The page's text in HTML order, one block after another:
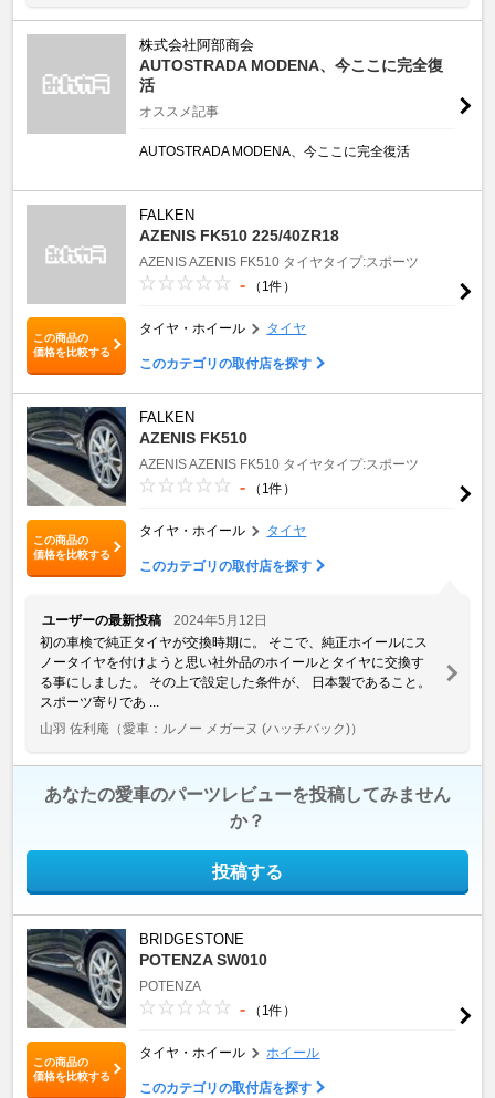
株式会社阿部商会
AUTOSTRADA MODENA、今ここに完全復
活
オススメ記事
AUTOSTRADA MODENA、今ここに完全復活
この商品の
価格を比較する
FALKEN
AZENIS FK510 225/40ZR18
AZENISAZENIS FK510 タイヤタイプ:スポーツ
- （1件）
タイヤ・ホイール タイヤ
このカテゴリの取付店を探す
この商品の
価格を比較する
FALKEN
AZENIS FK510
AZENISAZENIS FK510 タイヤタイプ:スポーツ
- （1件）
タイヤ・ホイール タイヤ
このカテゴリの取付店を探す
ユーザーの最新投稿
2024年5月12日
初の車検で純正タイヤが交換時期に。 そこで、純正ホイールにス
ノータイヤを付けようと思い社外品のホイールとタイヤに交換す
る事にしました。 その上で設定した条件が、 日本製であること。
スポーツ寄りであ ...
山羽 佐利庵 （愛車：ルノー メガーヌ (ハッチバック)）
あなたの愛車のパーツレビューを投稿してみません
か？
投稿する
この商品の
価格を比較する
BRIDGESTONE
POTENZA SW010
POTENZA
- （1件）
タイヤ・ホイール ホイール
このカテゴリの取付店を探す